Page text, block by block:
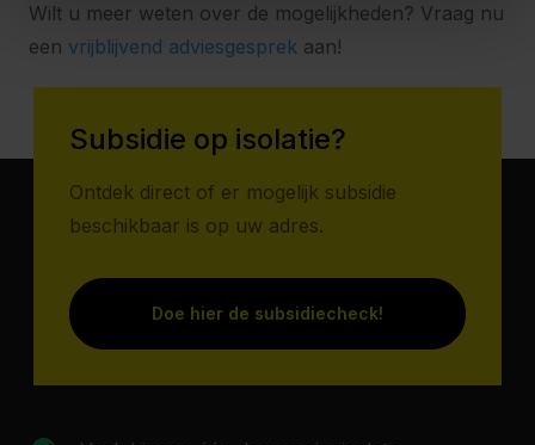
Wilt u meer weten over de mogelijkheden? Vraag nu
een vrijblijvend adviesgesprek aan!
Subsidie op isolatie?
Ontdek direct of er mogelijk subsidie
beschikbaar is op uw adres.
Doe hier de subsidiecheck!